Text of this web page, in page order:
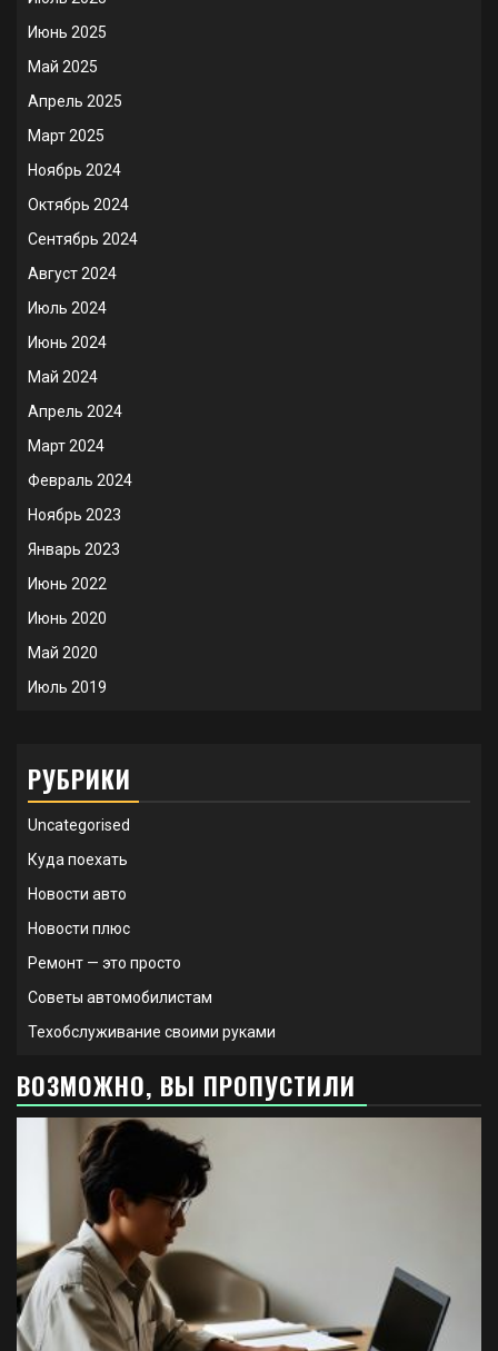
Июнь 2025
Май 2025
Апрель 2025
Март 2025
Ноябрь 2024
Октябрь 2024
Сентябрь 2024
Август 2024
Июль 2024
Июнь 2024
Май 2024
Апрель 2024
Март 2024
Февраль 2024
Ноябрь 2023
Январь 2023
Июнь 2022
Июнь 2020
Май 2020
Июль 2019
РУБРИКИ
Uncategorised
Куда поехать
Новости авто
Новости плюс
Ремонт — это просто
Советы автомобилистам
Техобслуживание своими руками
ВОЗМОЖНО, ВЫ ПРОПУСТИЛИ